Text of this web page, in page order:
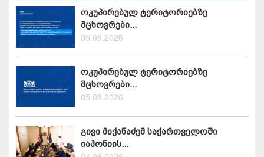
ოკუპირებულ ტერიტორიებზე
მცხოვრები...
05.08.2026
ოკუპირებულ ტერიტორიებზე
მცხოვრები...
05.08.2026
გივი მიქანაძემ საქართველოში
იაპონიის...